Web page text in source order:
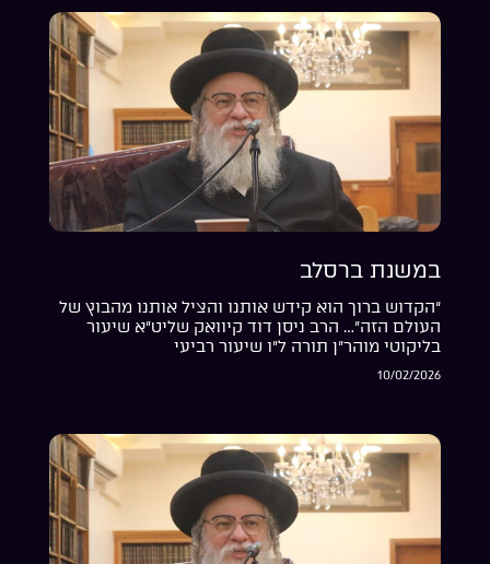
במשנת ברסלב
“הקדוש ברוך הוא קידש אותנו והציל אותנו מהבוץ של
העולם הזה”… הרב ניסן דוד קיוואק שליט”א שיעור
בליקוטי מוהר”ן תורה ל”ו שיעור רביעי
10/02/2026